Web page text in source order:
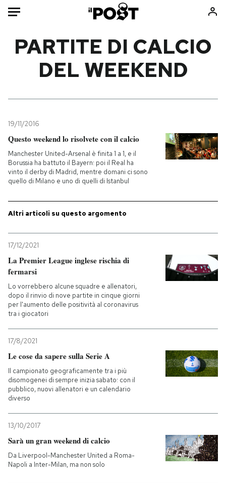
HOME
Mondo
Tecnologia
Internet
Scienza
Cultura
Sport
Libri
Ok Boomer!
Media
Europa
Mondiali calcio 2026
PODCAST
I MIEI PREFERITI
CALENDARIO
AREA PERSONALE
PARTITE DI CALCIO
DEL WEEKEND
19/11/2016
Questo weekend lo risolvete con il calcio
Manchester United-Arsenal è finita 1 a 1, e il
Borussia ha battuto il Bayern: poi il Real ha
vinto il derby di Madrid, mentre domani ci sono
quello di Milano e uno di quelli di Istanbul
Altri articoli su questo argomento
17/12/2021
La Premier League inglese rischia di
fermarsi
Lo vorrebbero alcune squadre e allenatori,
dopo il rinvio di nove partite in cinque giorni
per l'aumento delle positività al coronavirus
tra i giocatori
17/8/2021
Le cose da sapere sulla Serie A
Il campionato geograficamente tra i più
disomogenei di sempre inizia sabato: con il
pubblico, nuovi allenatori e un calendario
diverso
13/10/2017
Sarà un gran weekend di calcio
Da Liverpool-Manchester United a Roma-
Napoli a Inter-Milan, ma non solo